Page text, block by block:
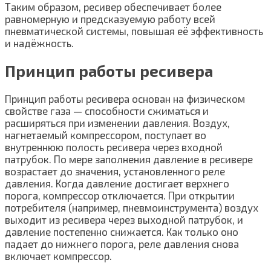
Таким образом, ресивер обеспечивает более
равномерную и предсказуемую работу всей
пневматической системы, повышая её эффективность
и надёжность.
Принцип работы ресивера
Принцип работы ресивера основан на физическом
свойстве газа — способности сжиматься и
расширяться при изменении давления. Воздух,
нагнетаемый компрессором, поступает во
внутреннюю полость ресивера через входной
патрубок. По мере заполнения давление в ресивере
возрастает до значения, установленного реле
давления. Когда давление достигает верхнего
порога, компрессор отключается. При открытии
потребителя (например, пневмоинструмента) воздух
выходит из ресивера через выходной патрубок, и
давление постепенно снижается. Как только оно
падает до нижнего порога, реле давления снова
включает компрессор.